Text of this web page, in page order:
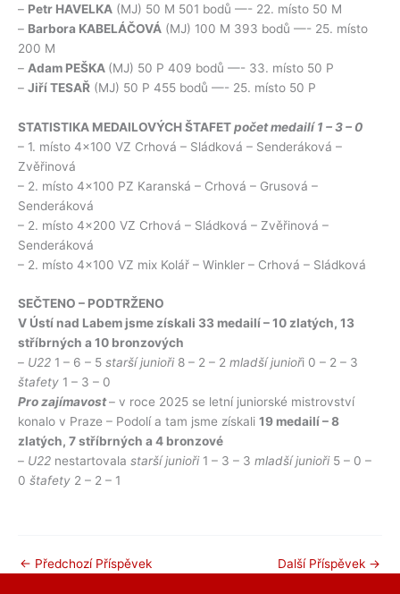
– Petr HAVELKA (MJ) 50 M 501 bodů —- 22. místo 50 M
– Barbora KABELÁČOVÁ (MJ) 100 M 393 bodů —- 25. místo
200 M
– Adam PEŠKA (MJ) 50 P 409 bodů —- 33. místo 50 P
– Jiří TESAŘ (MJ) 50 P 455 bodů —- 25. místo 50 P
STATISTIKA MEDAILOVÝCH ŠTAFETpočet medailí 1 – 3 – 0
– 1. místo 4×100 VZ Crhová – Sládková – Senderáková –
Zvěřinová
– 2. místo 4×100 PZ Karanská – Crhová – Grusová –
Senderáková
– 2. místo 4×200 VZ Crhová – Sládková – Zvěřinová –
Senderáková
– 2. místo 4×100 VZ mix Kolář – Winkler – Crhová – Sládková
SEČTENO – PODTRŽENO
V Ústí nad Labem jsme získali 33 medailí – 10 zlatých, 13
stříbrných a 10 bronzových
– U22 1 – 6 – 5 starší junioři 8 – 2 – 2 mladší junioři 0 – 2 – 3
štafety 1 – 3 – 0
Pro zajímavost– v roce 2025 se letní juniorské mistrovství
konalo v Praze – Podolí a tam jsme získali 19 medailí – 8
zlatých, 7 stříbrných a 4 bronzové
– U22 nestartovala starší junioři 1 – 3 – 3 mladší junioři5 – 0 –
0 štafety 2 – 2 – 1
← Předchozí Příspěvek Další Příspěvek →